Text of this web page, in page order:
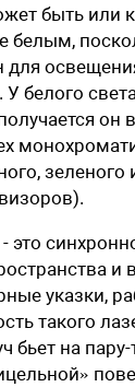
быть или
белым,
белого
он
зеленого
это
и
указки,
такого
бьет на